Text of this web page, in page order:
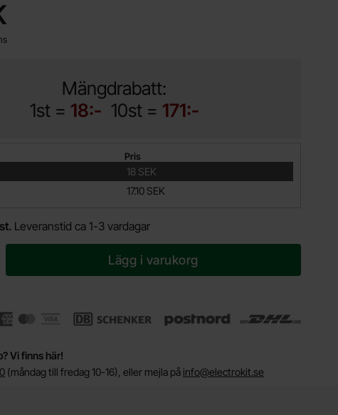
Mängdrabatt:
1st = 18:- 10st = 171:-
Pris
18 SEK
17.10 SEK
Leveranstid ca 1-3 vardagar
Lägg i varukorg
Vi finns här!
(måndag till fredag 10-16), eller mejla på info@electrokit.se